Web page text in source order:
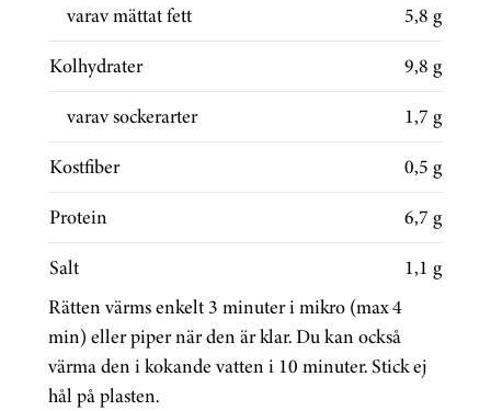
varav mättat fett
5,8 g
Kolhydrater
9,8 g
varav sockerarter
1,7 g
Kostfiber
0,5 g
Protein
6,7 g
Salt
1,1 g
Rätten värms enkelt 3 minuter i mikro (max 4
min) eller piper när den är klar. Du kan också
värma den i kokande vatten i 10 minuter. Stick ej
hål på plasten.